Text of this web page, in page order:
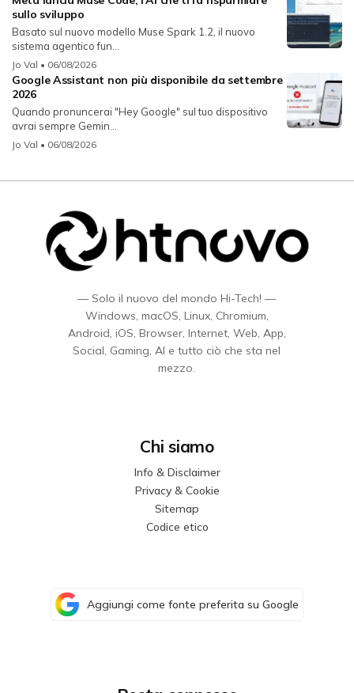
sullo sviluppo
Basato sul nuovo modello Muse Spark 1.2, il nuovo
sistema agentico fun...
Jo Val • 06/08/2026
Google Assistant non più disponibile da settembre
2026
Quando pronuncerai "Hey Google" sul tuo dispositivo
avrai sempre Gemin...
Jo Val • 06/08/2026
— Solo il nuovo del mondo Hi-Tech! —
Windows, macOS, Linux, Chromium,
Android, iOS, Browser, Internet, Web, App,
Social, Gaming, AI e tutto ciò che sta nel
mezzo.
Chi siamo
Info & Disclaimer
Privacy & Cookie
Sitemap
Codice etico
Aggiungi come fonte preferita su Google